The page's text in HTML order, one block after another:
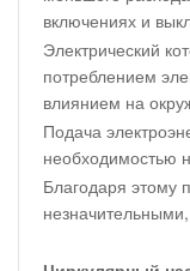
включениях и
Электрический
потреблением
влиянием на
Подача
необходимостью
Благодаря этому